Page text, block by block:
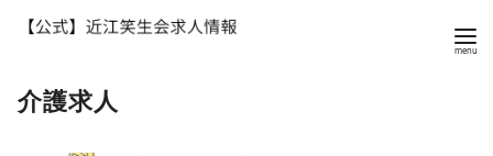
介護求人